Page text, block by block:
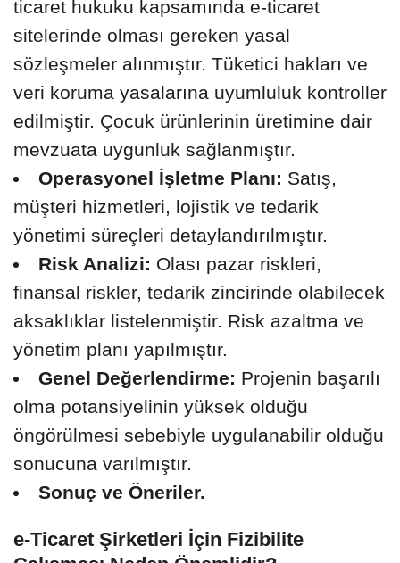
ticaret hukuku kapsamında e-ticaret
sitelerinde olması gereken yasal
sözleşmeler alınmıştır. Tüketici hakları ve
veri koruma yasalarına uyumluluk kontroller
edilmiştir. Çocuk ürünlerinin üretimine dair
mevzuata uygunluk sağlanmıştır.
Operasyonel İşletme Planı: Satış,
müşteri hizmetleri, lojistik ve tedarik
yönetimi süreçleri detaylandırılmıştır.
Risk Analizi: Olası pazar riskleri,
finansal riskler, tedarik zincirinde olabilecek
aksaklıklar listelenmiştir. Risk azaltma ve
yönetim planı yapılmıştır.
Genel Değerlendirme: Projenin başarılı
olma potansiyelinin yüksek olduğu
öngörülmesi sebebiyle uygulanabilir olduğu
sonucuna varılmıştır.
Sonuç ve Öneriler.
e-Ticaret Şirketleri İçin Fizibilite